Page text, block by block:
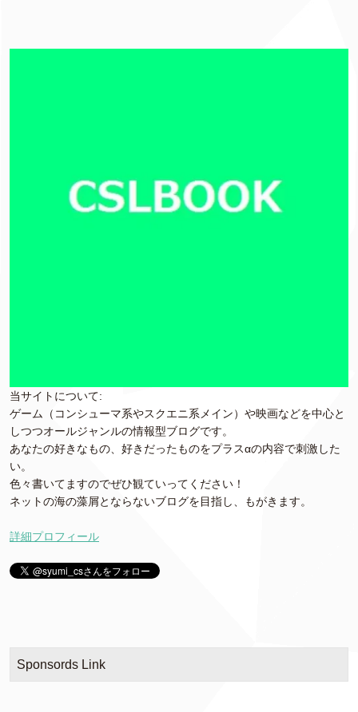
当サイトについて:
ゲーム（コンシューマ系やスクエニ系メイン）や映画などを中心と
しつつオールジャンルの情報型ブログです。
あなたの好きなもの、好きだったものをプラスαの内容で刺激した
い。
色々書いてますのでぜひ観ていってください！
ネットの海の藻屑とならないブログを目指し、もがきます。
詳細プロフィール
Sponsords Link